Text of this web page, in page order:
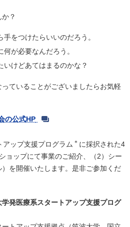
？
をつけたらいいのだろう。
が必要なんだろう。
いけどあてはまるのかな？
ていることがございましたらお気軽
の公式HP
ップ支援プログラム ＊ に採択された4
ョップにて事業のご紹介、（2）シー
を開催いたします。是非ご参加くだ
発医療系スタートアップ支援プログ